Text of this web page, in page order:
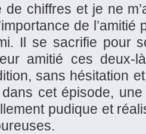
de chiffres et je ne
de l’amitié
Il se sacrifie pour
amitié ces deux-
sans hésitation
cet épisode,
pudique et